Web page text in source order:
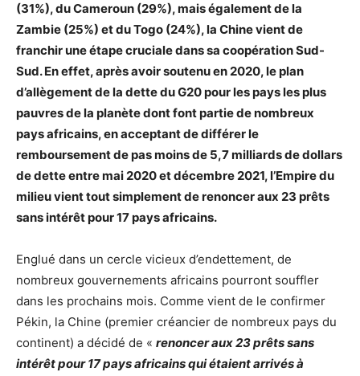
(31%), du Cameroun (29%), mais également de la
Zambie (25%) et du Togo (24%), la Chine vient de
franchir une étape cruciale dans sa coopération Sud-
Sud. En effet, après avoir soutenu en 2020, le plan
d’allègement de la dette du G20 pour les pays les plus
pauvres de la planète dont font partie de nombreux
pays africains, en acceptant de différer le
remboursement de pas moins de 5,7 milliards de dollars
de dette entre mai 2020 et décembre 2021, l’Empire du
milieu vient tout simplement de renoncer aux 23 prêts
sans intérêt pour 17 pays africains.
Englué dans un cercle vicieux d’endettement, de
nombreux gouvernements africains pourront souffler
dans les prochains mois. Comme vient de le confirmer
Pékin, la Chine (premier créancier de nombreux pays du
continent) a décidé de « renoncer aux 23 prêts sans
intérêt pour 17 pays africains qui étaient arrivés à